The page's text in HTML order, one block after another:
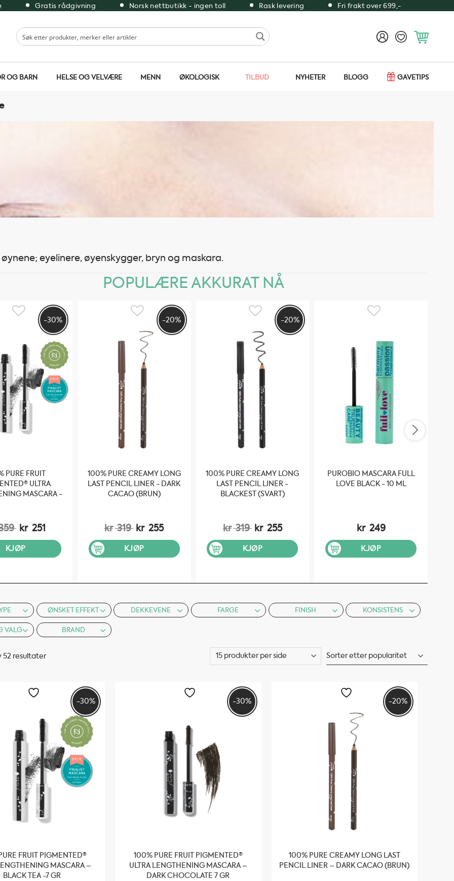
Gratis rådgivning Norsk nettbutikk - ingen toll Rask levering Fri frakt over 699,-
OG BARN HELSE OG VELVÆRE MENN ØKOLOGISK TILBUD NYHETER BLOGG GAVETIPS
eyelinere, øyenskygger, bryn og maskara.
POPULÆRE AKKURAT NÅ
-30%
PURE FRUIT
ULTRA
MASCARA -
kr 251
KJØP
-20%
100% PURE CREAMY LONG
LAST PENCIL LINER - DARK
CACAO (BRUN)
kr319 kr 255
KJØP
-20%
100% PURE CREAMY LONG
LAST PENCIL LINER -
BLACKEST (SVART)
kr319 kr 255
KJØP
PUROBIO MASCARA FULL
LOVE BLACK - 10 ML
kr 249
KJØP
ØNSKET EFFEKT DEKKEVENE FARGE FINISH KONSISTENS
VALG BRAND
52 resultater
-30%
FRUIT PIGMENTED®
MASCARA –
BLACK TEA -7 GR
-30%
100% PURE FRUIT PIGMENTED®
ULTRA LENGTHENING MASCARA –
DARK CHOCOLATE 7 GR
-20%
100% PURE CREAMY LONG LAST
PENCIL LINER – DARK CACAO (BRUN)